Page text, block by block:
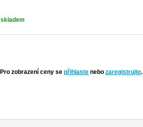
skladem
Pro zobrazení ceny se přihlaste nebo zaregistrujte.